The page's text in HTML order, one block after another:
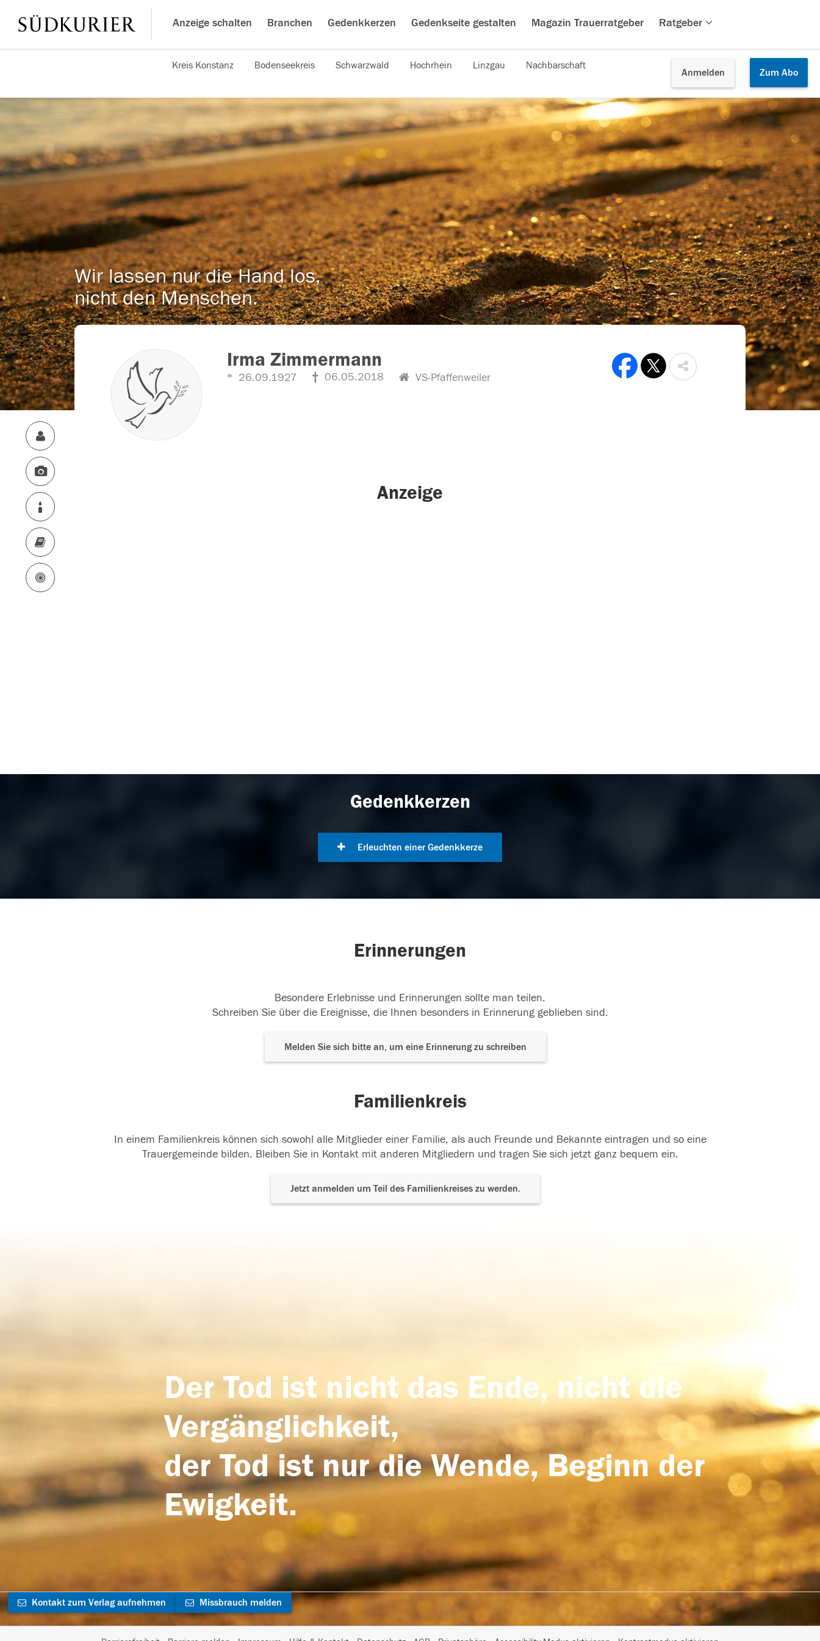
Anzeige schalten Branchen Gedenkkerzen Gedenkseite gestalten Magazin Trauerratgeber Ratgeber
Anmelden Zum Abo
Kreis Konstanz Bodenseekreis Schwarzwald Hochrhein Linzgau Nachbarschaft
Wir lassen nur die Hand los,
nicht den Menschen.
Irma Zimmermann
26.09.1927 06.05.2018 VS-Pfaffenweiler
Anzeige
Gedenkkerzen
Erleuchten einer Gedenkkerze
Erinnerungen
Besondere Erlebnisse und Erinnerungen sollte man teilen.
Schreiben Sie über die Ereignisse, die Ihnen besonders in Erinnerung geblieben sind.
Melden Sie sich bitte an, um eine Erinnerung zu schreiben
Familienkreis
In einem Familienkreis können sich sowohl alle Mitglieder einer Familie, als auch Freunde und Bekannte eintragen und so eine
Trauergemeinde bilden. Bleiben Sie in Kontakt mit anderen Mitgliedern und tragen Sie sich jetzt ganz bequem ein.
Jetzt anmelden um Teil des Familienkreises zu werden.
Der Tod ist nicht das Ende, nicht die
Vergänglichkeit,
der Tod ist nur die Wende, Beginn der
Ewigkeit.
Kontakt zum Verlag aufnehmen Missbrauch melden